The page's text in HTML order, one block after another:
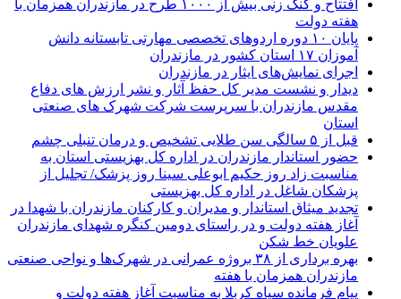
افتتاح و کنگ زنی بیش از ۱۰۰۰ طرح در مازندران همزمان با
هفته دولت
پایان ۱۰ دوره اردوهای تخصصی مهارتی تابستانه دانش
آموزان ۱۷ استان کشور در مازندران
اجرای نمایش‌های ایثار در مازندران
دیدار و نشست مدیر کل حفظ آثار و نشر ارزش های دفاع
مقدس مازندران با سرپرست شرکت شهرک های صنعتی
استان
قبل از ۵ سالگی سن طلایی تشخیص و درمان تنبلی چشم
حضور استاندار مازندران در اداره کل بهزیستی استان به
مناسبت زاد روز حکیم ابوعلی سینا روز پزشک/ تجلیل از
پزشکان شاغل در اداره کل بهزیستی
تجدید میثاق استاندار و مدیران و کارکنان مازندران با شهدا در
آغاز هفته دولت و در راستای دومین کنگره شهدای مازندران
علویان خط شکن
بهره برداری از ۳۸ بروژه عمرانی در شهرک‌ها و نواحی صنعتی
مازندران همزمان با هفته
پیام فرمانده سپاه کربلا به مناسبت آغاز هفته دولت و